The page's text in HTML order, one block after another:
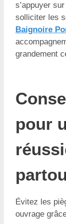
s’appuyer
solliciter les
Baignoire
grandement
pour
Évitez les
ouvrage